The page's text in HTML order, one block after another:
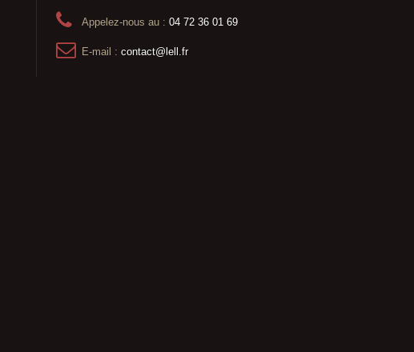
Appelez-nous au : 04 72 36 01 69
E-mail : contact@lell.fr